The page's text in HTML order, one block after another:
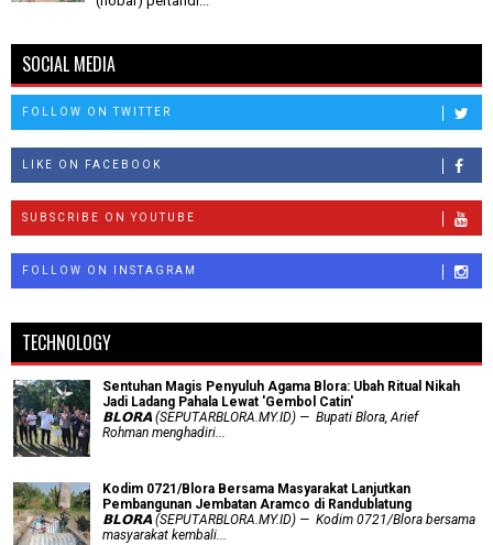
SOCIAL MEDIA
FOLLOW ON TWITTER
LIKE ON FACEBOOK
SUBSCRIBE ON YOUTUBE
FOLLOW ON INSTAGRAM
TECHNOLOGY
Sentuhan Magis Penyuluh Agama Blora: Ubah Ritual Nikah
Jadi Ladang Pahala Lewat 'Gembol Catin'
𝗕𝗟𝗢𝗥𝗔 (SEPUTARBLORA.MY.ID) — Bupati Blora, Arief
Rohman menghadiri...
Kodim 0721/Blora Bersama Masyarakat Lanjutkan
Pembangunan Jembatan Aramco di Randublatung
𝗕𝗟𝗢𝗥𝗔 (SEPUTARBLORA.MY.ID) — Kodim 0721/Blora bersama
masyarakat kembali...